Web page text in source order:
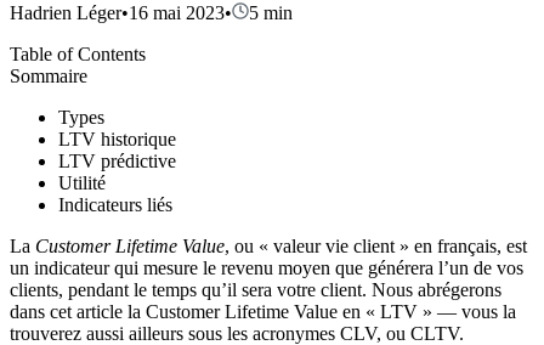
Hadrien Léger•16 mai 2023• 5 min
Table of Contents
Sommaire
Types
LTV historique
LTV prédictive
Utilité
Indicateurs liés
La Customer Lifetime Value, ou « valeur vie client » en français, est
un indicateur qui mesure le revenu moyen que générera l’un de vos
clients, pendant le temps qu’il sera votre client. Nous abrégerons
dans cet article la Customer Lifetime Value en « LTV » — vous la
trouverez aussi ailleurs sous les acronymes CLV, ou CLTV.